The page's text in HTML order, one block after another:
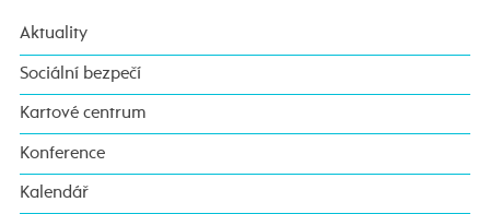
Aktuality
Sociální bezpečí
Kartové centrum
Konference
Kalendář